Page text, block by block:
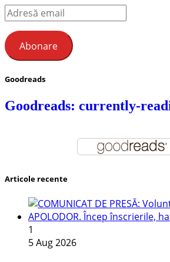
Adresă
email
Abonare
Goodreads
Goodreads: currently-
Articole recente
1
5 Aug 2026